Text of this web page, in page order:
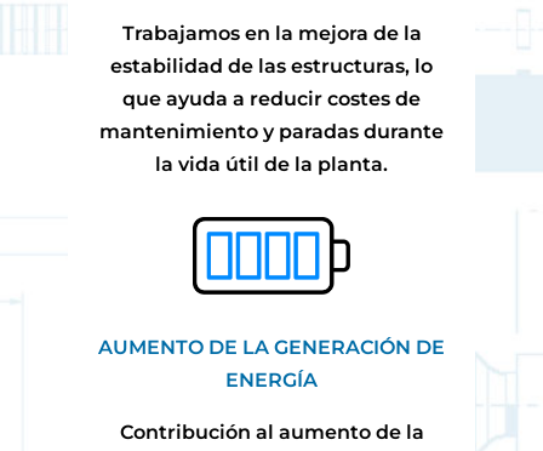
Trabajamos en la mejora de la
estabilidad de las estructuras, lo
que ayuda a reducir costes de
mantenimiento y paradas durante
la vida útil de la planta.
AUMENTO DE LA GENERACIÓN DE
ENERGÍA
Contribución al aumento de la